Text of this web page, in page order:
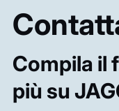
Compila il
più su